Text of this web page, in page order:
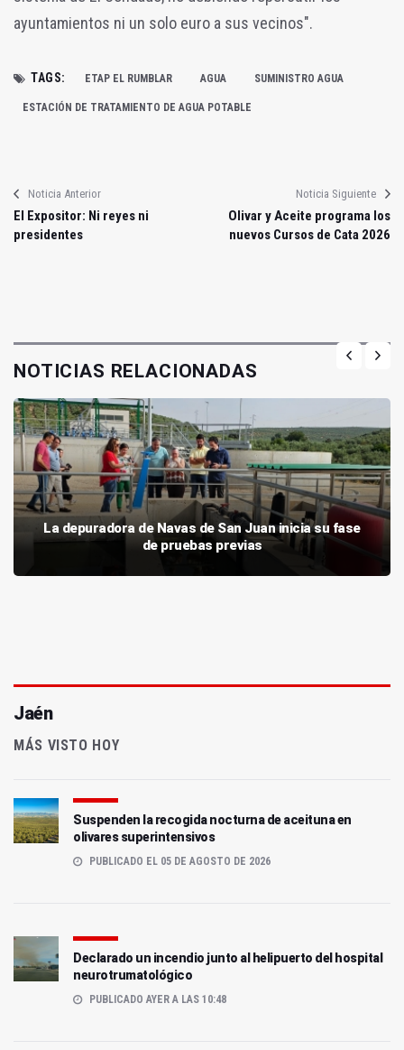
ayuntamientos ni un solo euro a sus vecinos".
TAGS: ETAP EL RUMBLAR AGUA SUMINISTRO AGUA
ESTACIÓN DE TRATAMIENTO DE AGUA POTABLE
Noticia Anterior
El Expositor: Ni reyes ni
presidentes
Noticia Siguiente
Olivar y Aceite programa los
nuevos Cursos de Cata 2026
NOTICIAS RELACIONADAS
La depuradora de Navas de San Juan inicia su fase
de pruebas previas
Jaén
MÁS VISTO HOY
Suspenden la recogida nocturna de aceituna en
olivares superintensivos
PUBLICADO EL 05 DE AGOSTO DE 2026
Declarado un incendio junto al helipuerto del hospital
neurotrumatológico
PUBLICADO AYER A LAS 10:48